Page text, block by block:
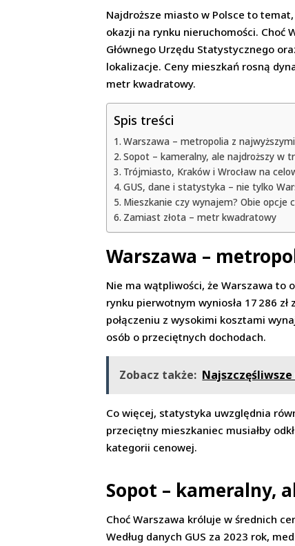
Najdroższe miasto w Polsce to
okazji na rynku nieruchomości. Choć
Głównego Urzędu Statystycznego
lokalizacje. Ceny mieszkań rosną
metr kwadratowy.
Spis treści
Warszawa – metropolia z
Sopot – kameralny, ale najdroższy w
Trójmiasto, Kraków i Wrocław na
GUS, dane i statystyka – nie tylko
Mieszkanie czy wynajem? Obie opcje
Zamiast złota – metr kwadratowy
Warszawa –
Nie ma wątpliwości, że Warszawa to
rynku pierwotnym wyniosła 17 286
połączeniu z wysokimi kosztami
osób o przeciętnych dochodach.
Zobacz także:
Co więcej, statystyka uwzględnia
przeciętny mieszkaniec musiałby
kategorii cenowej.
Sopot – kameralny,
Choć Warszawa króluje w średnich
Według danych GUS za 2023 rok,